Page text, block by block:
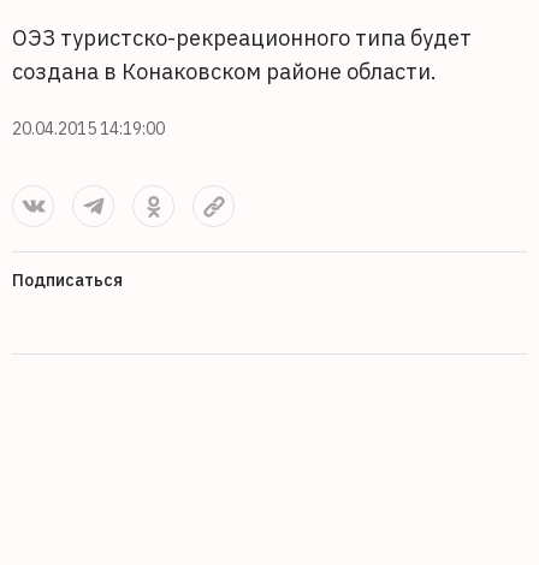
ОЭЗ туристско-рекреационного типа будет
создана в Конаковском районе области.
20.04.2015 14:19:00
Подписаться